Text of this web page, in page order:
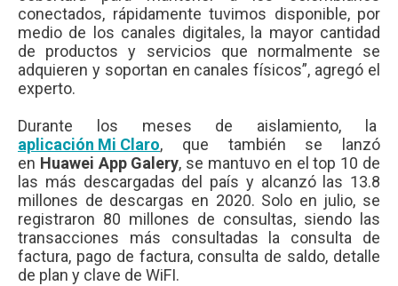
conectados, rápidamente tuvimos disponible, por
medio de los canales digitales, la mayor cantidad
de productos y servicios que normalmente se
adquieren y soportan en canales físicos”, agregó el
experto.
Durante los meses de aislamiento, la
aplicación Mi Claro, que también se lanzó
en Huawei App Galery, se mantuvo en el top 10 de
las más descargadas del país y alcanzó las 13.8
millones de descargas en 2020. Solo en julio, se
registraron 80 millones de consultas, siendo las
transacciones más consultadas la consulta de
factura, pago de factura, consulta de saldo, detalle
de plan y clave de WiFI.